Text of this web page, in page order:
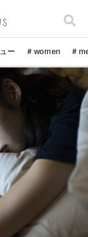
ー ＃women ＃